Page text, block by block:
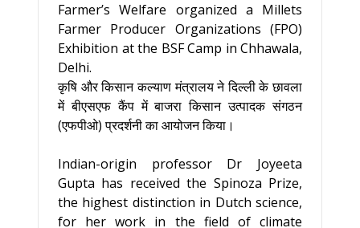
Farmer’s Welfare organized a Millets
Farmer Producer Organizations (FPO)
Exhibition at the BSF Camp in Chhawala,
Delhi.
कृषि और किसान कल्याण मंत्रालय ने दिल्ली के छावला
में बीएसएफ कैंप में बाजरा किसान उत्पादक संगठन
(एफपीओ) प्रदर्शनी का आयोजन किया।
Indian-origin professor Dr Joyeeta
Gupta has received the Spinoza Prize,
the highest distinction in Dutch science,
for her work in the field of climate